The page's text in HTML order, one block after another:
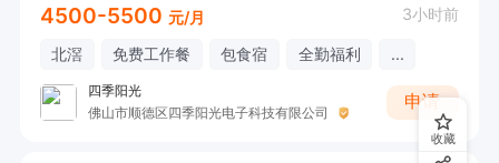
4500-5500 元/月 3小时前
北滘 免费工作餐 包食宿 全勤福利 ...
四季阳光
佛山市顺德区四季阳光电子科技有限公司
申请
收藏